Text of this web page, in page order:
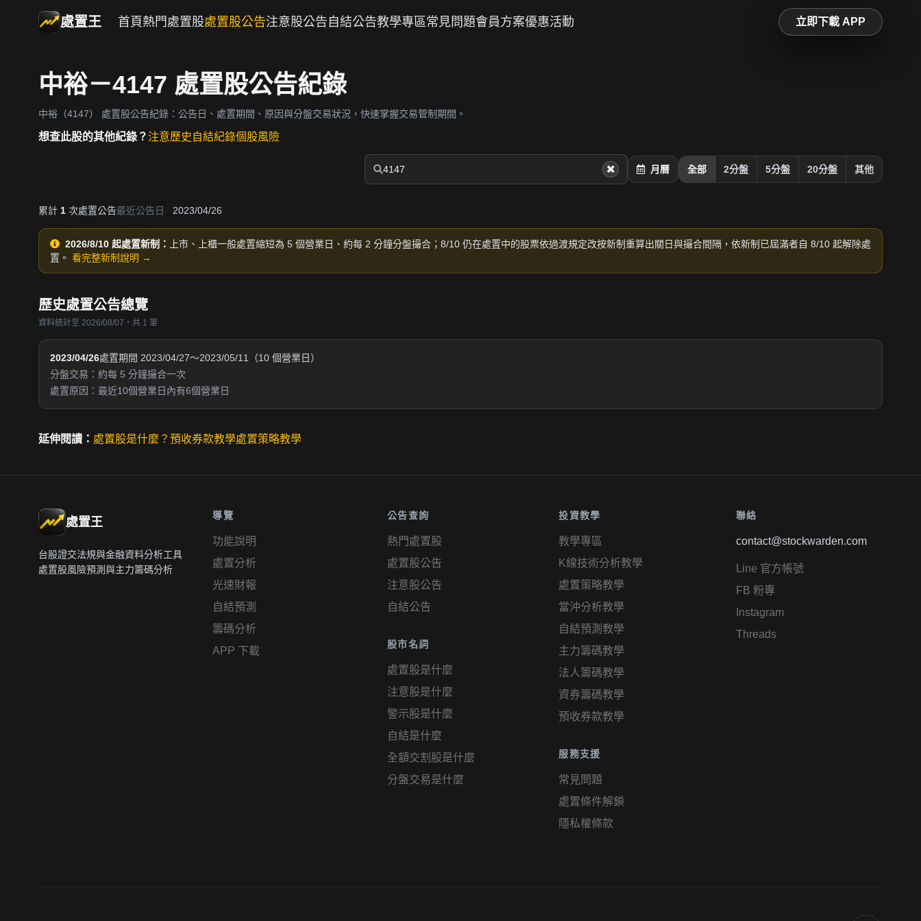
處置王 首頁 熱門處置股處置股公告注意股公告 自結公告教學專區常見問題會員方案優惠活動 立即下載 APP
中裕－4147 處置股公告紀錄
中裕（4147） 處置股公告紀錄：公告日、處置期間、原因與分盤交易狀況，快速掌握交易管制期間。
想查此股的其他紀錄？注意歷史自結紀錄個股風險
月曆 全部 2分盤 5分盤 20分盤 其他
累計 1 次處置公告最近公告日 2023/04/26
2026/8/10 起處置新制：
上市、上櫃一般處置縮短為 5 個營業日、約每 2 分鐘分盤撮合；8/10 仍在處置中的股票依過渡規定改按新制重算出關日與撮合間隔，依新制已屆滿者自 8/10 起解除處
置。 看完整新制說明 →
歷史處置公告總覽
資料統計至 2026/08/07・共 1 筆
2023/04/26處置期間 2023/04/27～2023/05/11（10 個營業日）
分盤交易：約每 5 分鐘撮合一次
處置原因：最近10個營業日內有6個營業日
延伸閱讀： 處置股是什麼？ 預收券款教學處置策略教學
處置王
台股證交法規與金融資料分析工具
處置股風險預測與主力籌碼分析
導覽
功能說明
處置分析
光速財報
自結預測
籌碼分析
APP 下載
公告查詢
熱門處置股
處置股公告
注意股公告
自結公告
股市名詞
處置股是什麼
注意股是什麼
警示股是什麼
自結是什麼
全額交割股是什麼
分盤交易是什麼
投資教學
教學專區
K線技術分析教學
處置策略教學
當沖分析教學
自結預測教學
主力籌碼教學
法人籌碼教學
資券籌碼教學
預收券款教學
服務支援
常見問題
處置條件解鎖
隱私權條款
聯絡
contact@stockwarden.com
Line 官方帳號
FB 粉專
Instagram
Threads